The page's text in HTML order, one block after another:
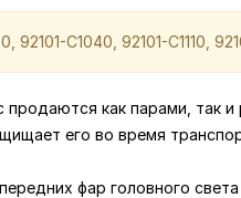
C1040, 92101-C1110,
продаются как парами, так
его во время
фар головного